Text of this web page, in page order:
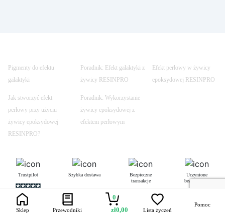
Pigmenty do efektu
galaktyki
Poradnik: Efekt galaktyki z
żywicy RESINPRO
Efekt perłowy w żywicy
epoksydowej RESINPRO
Jak stworzyć efekt
perłowy przy użyciu
żywicy epoksydowej
RESINPRO?
Poradnik: Wykorzystanie
żywicy epoksydowej z
efektem perłowym
Trustpilot Szybka dostawa
Bezpieczne
transakcje
Uczynione
bezpiecznym
Sklep Przewodniki
0
zł0,00 Lista życzeń
Pomoc